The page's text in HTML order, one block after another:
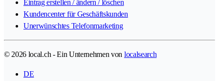
Eintrag erstellen / ändern / löschen
Kundencenter für Geschäftskunden
Unerwünschtes Telefonmarketing
© 2026 local.ch - Ein Unternehmen von localsearch
DE